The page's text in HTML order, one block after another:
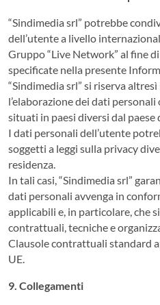
“Sindimedia srl” potrebbe
dell’utente a livello
Gruppo “Live Network” al fine
specificate nella presente
“Sindimedia srl” si riserva
l’elaborazione dei dati
situati in paesi diversi dal paese
I dati personali dell’utente
soggetti a leggi sulla privacy
residenza.
In tali casi, “Sindimedia srl”
dati personali avvenga in
applicabili e, in particolare, che
contrattuali, tecniche e
Clausole contrattuali standard
UE.
9. Collegamenti